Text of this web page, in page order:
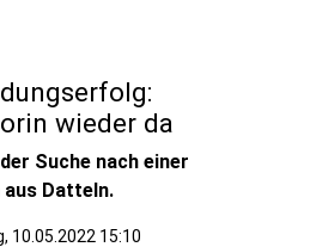
wieder da
Suche nach einer
Datteln.
10.05.2022 15:10